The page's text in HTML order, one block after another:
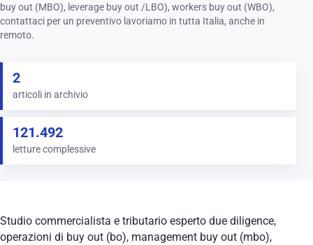
buy out (MBO), leverage buy out /LBO), workers buy out (WBO),
contattaci per un preventivo lavoriamo in tutta Italia, anche in
remoto.
2
articoli in archivio
121.492
letture complessive
Studio commercialista e tributario esperto due diligence,
operazioni di buy out (bo), management buy out (mbo),